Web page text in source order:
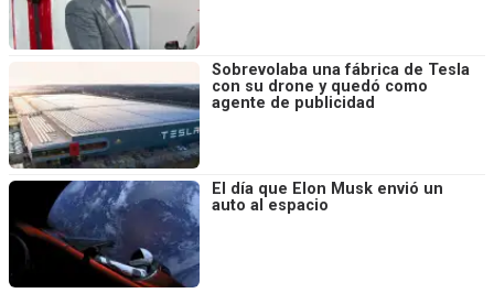
Sobrevolaba una fábrica de Tesla
con su drone y quedó como
agente de publicidad
El día que Elon Musk envió un
auto al espacio